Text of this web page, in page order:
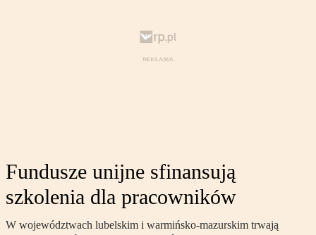
Fundusze unijne sfinansują
szkolenia dla pracowników
W województwach lubelskim i warmińsko-mazurskim trwają